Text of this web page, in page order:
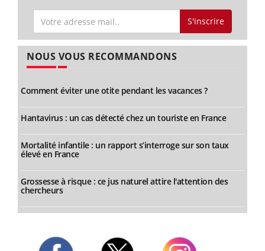
S'inscrire
NOUS VOUS RECOMMANDONS
Comment éviter une otite pendant les vacances ?
Hantavirus : un cas détecté chez un touriste en France
Mortalité infantile : un rapport s’interroge sur son taux
élevé en France
Grossesse à risque : ce jus naturel attire l'attention des
chercheurs